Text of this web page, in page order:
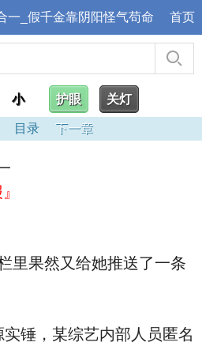
一_假千金靠阴阳怪气苟命 首页
小 护眼 关灯
目录 下一章
里果然又给她推送了一条
，某综艺内部人员匿名